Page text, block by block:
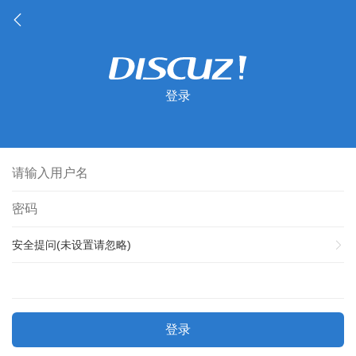
登录
安全提问(未设置请忽略)
登录